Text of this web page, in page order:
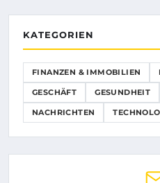
KATEGORIEN
FINANZEN & IMMOBILIEN
GESCHÄFT GESUNDHEIT
NACHRICHTEN